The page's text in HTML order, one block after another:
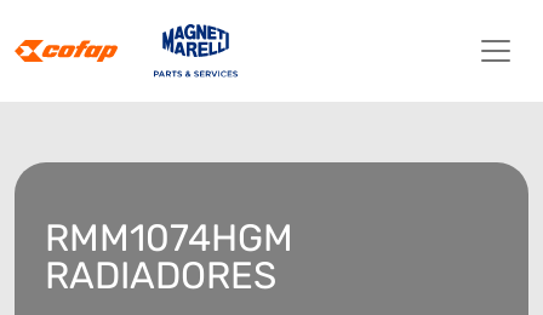
RMM1074HGM
RADIADORES